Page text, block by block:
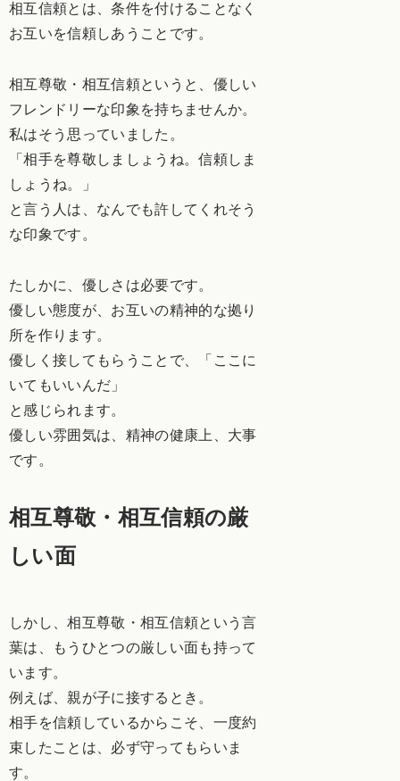
相互信頼とは、条件を付けることなく
お互いを信頼しあうことです。
相互尊敬・相互信頼というと、優しい
フレンドリーな印象を持ちませんか。
私はそう思っていました。
「相手を尊敬しましょうね。信頼しま
しょうね。」
と言う人は、なんでも許してくれそう
な印象です。
たしかに、優しさは必要です。
優しい態度が、お互いの精神的な拠り
所を作ります。
優しく接してもらうことで、「ここに
いてもいいんだ」
と感じられます。
優しい雰囲気は、精神の健康上、大事
です。
相互尊敬・相互信頼の厳
しい面
しかし、相互尊敬・相互信頼という言
葉は、もうひとつの厳しい面も持って
います。
例えば、親が子に接するとき。
相手を信頼しているからこそ、一度約
束したことは、必ず守ってもらいま
す。